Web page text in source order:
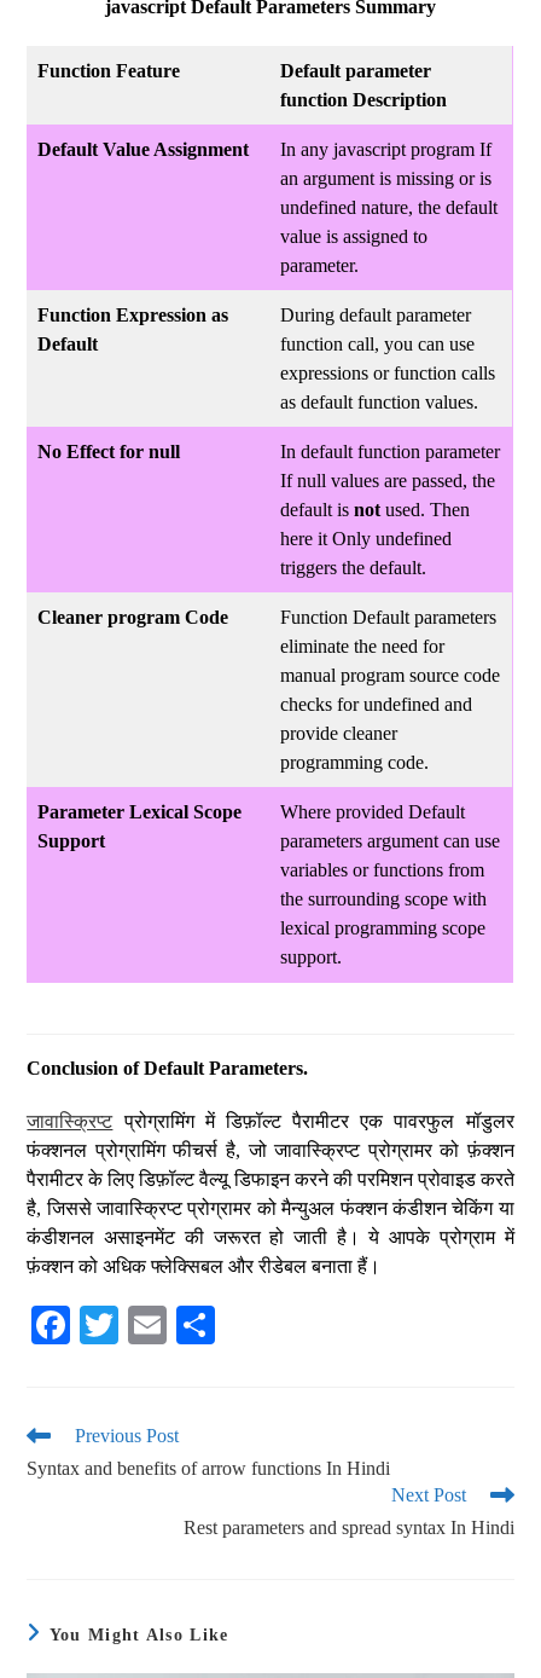
javascript Default Parameters Summary
Function Feature
Default parameter
function Description
Default Value Assignment
In any javascript program If
an argument is missing or is
undefined nature, the default
value is assigned to
parameter.
Function Expression as
Default
During default parameter
function call, you can use
expressions or function calls
as default function values.
No Effect for null
In default function parameter
If null values are passed, the
default isnot used. Then
here it Only undefined
triggers the default.
Cleaner program Code
Function Default parameters
eliminate the need for
manual program source code
checks for undefined and
provide cleaner
programming code.
Parameter Lexical Scope
Support
Where provided Default
parameters argument can use
variables or functions from
the surrounding scope with
lexical programming scope
support.
Conclusion of Default Parameters.
जावास्क्रिप्टप्रोग्रामिंग में डिफ़ॉल्ट पैरामीटर एक पावरफुल मॉडुलर
फंक्शनल प्रोग्रामिंग फीचर्स है, जो जावास्क्रिप्ट प्रोग्रामर को फ़ंक्शन
पैरामीटर के लिए डिफ़ॉल्ट वैल्यू डिफाइन करने की परमिशन प्रोवाइड करते
है, जिससे जावास्क्रिप्ट प्रोग्रामर को मैन्युअल फंक्शन कंडीशन चेकिंग या
कंडीशनल असाइनमेंट की जरूरत हो जाती है। ये आपके प्रोग्राम में
फ़ंक्शन को अधिक फ्लेक्सिबल और रीडेबल बनाता हैं।
Fa
ok
T
r
E
Previous Post
Syntax and benefits of arrow functions In Hindi
Next Post
Rest parameters and spread syntax In Hindi
You Might Also Like